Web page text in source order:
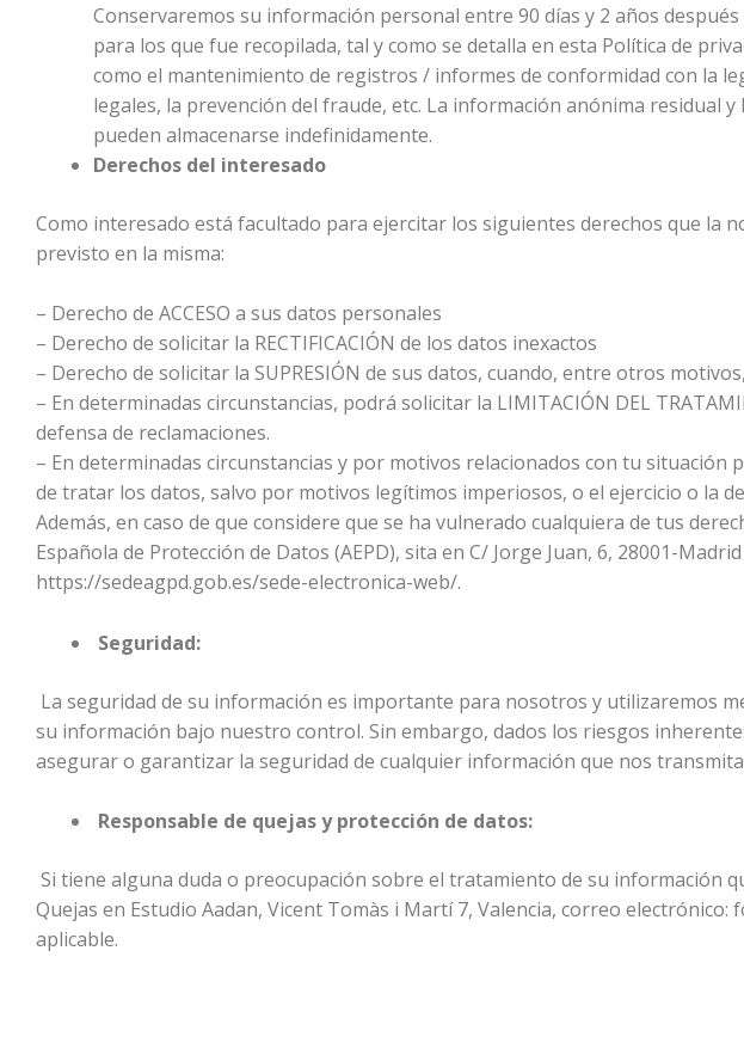
Conservaremos su información personal entre 90 días y 2 años
para los que fue recopilada, tal y como se detalla en esta Política de
como el mantenimiento de registros / informes de conformidad con la
legales, la prevención del fraude, etc. La información anónima residual
pueden almacenarse indefinidamente.
Derechos del interesado
Como interesado está facultado para ejercitar los siguientes derechos que la
previsto en la misma:
– Derecho de ACCESO a sus datos personales
– Derecho de solicitar la RECTIFICACIÓN de los datos inexactos
– Derecho de solicitar la SUPRESIÓN de sus datos, cuando, entre otros
– En determinadas circunstancias, podrá solicitar la LIMITACIÓN DEL
defensa de reclamaciones.
– En determinadas circunstancias y por motivos relacionados con tu
de tratar los datos, salvo por motivos legítimos imperiosos, o el ejercicio o la
Además, en caso de que considere que se ha vulnerado cualquiera de tus
Española de Protección de Datos (AEPD), sita en C/ Jorge Juan, 6, 28001-
https://sedeagpd.gob.es/sede-electronica-web/.
Seguridad:
La seguridad de su información es importante para nosotros y utilizaremos
su información bajo nuestro control. Sin embargo, dados los riesgos
asegurar o garantizar la seguridad de cualquier información que nos
Responsable de quejas y protección de datos:
Si tiene alguna duda o preocupación sobre el tratamiento de su información
Quejas en Estudio Aadan, Vicent Tomàs i Martí 7, Valencia, correo
aplicable.